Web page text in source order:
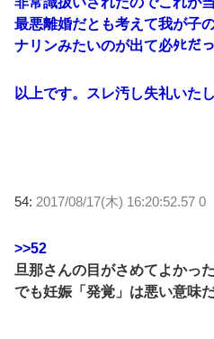
最悪離婚だとも考えて我が子
ナリンみたいのが出て必ﾀﾋだ
以上です。スレ汚し失礼いた
54: 2017/08/17(木) 16:20:52.57 0
>>52
旦那さんの目がさめてよかっ
でも妊娠「発覚」は悪い意味